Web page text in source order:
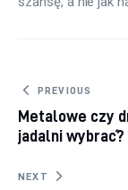
Nawigacja
PREVIOUS
Metalowe czy
jadalni wybrać?
NEXT